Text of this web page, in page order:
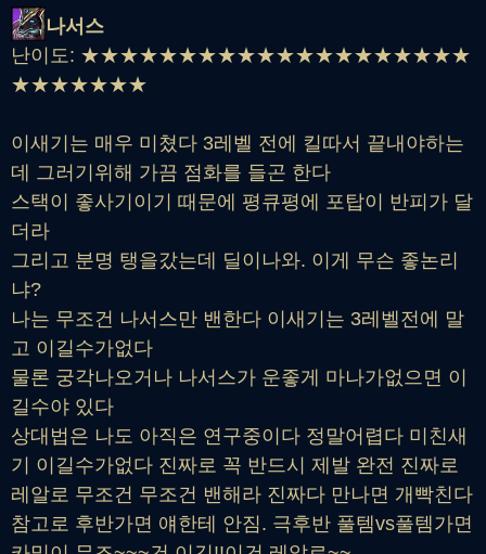
나서스
난이도: ★★★★★★★★★★★★★★★★★★★★
★★★★★★★
이새기는 매우 미쳤다 3레벨 전에 킬따서 끝내야하는
데 그러기위해 가끔 점화를 들곤 한다
스택이 좋사기이기 때문에 평큐평에 포탑이 반피가 달
더라
그리고 분명 탱을갔는데 딜이나와. 이게 무슨 좋논리
냐?
나는 무조건 나서스만 밴한다 이새기는 3레벨전에 말
고 이길수가없다
물론 궁각나오거나 나서스가 운좋게 마나가없으면 이
길수야 있다
상대법은 나도 아직은 연구중이다 정말어렵다 미친새
기 이길수가없다 진짜로 꼭 반드시 제발 완전 진짜로
레알로 무조건 무조건 밴해라 진짜다 만나면 개빡친다
참고로 후반가면 얘한테 안짐. 극후반 풀템vs풀템가면